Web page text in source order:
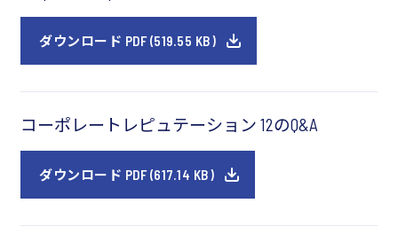
ダウンロード PDF (519.55 KB)
コーポレートレピュテーション 12のQ&A
ダウンロード PDF (617.14 KB)